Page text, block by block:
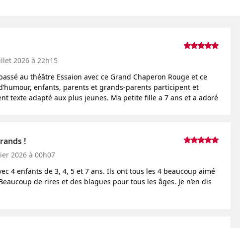
2026 à 22h15
au théâtre Essaion avec ce Grand Chaperon Rouge et ce
enfants, parents et grands-parents participent et
texte adapté aux plus jeunes. Ma petite fille a 7 ans et a adoré
!
2026 à 00h07
4 enfants de 3, 4, 5 et 7 ans. Ils ont tous les 4 beaucoup aimé
de rires et des blagues pour tous les âges. Je n’en dis